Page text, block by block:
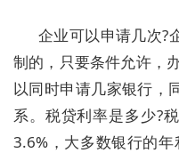
企业可以申请几次?
制的，只要条件允许，
以同时申请几家银行，
系。税贷利率是多少?
3.6%，大多数银行的